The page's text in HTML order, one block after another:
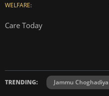
WELFARE:
Care Today
TRENDING: Jammu Choghadiya